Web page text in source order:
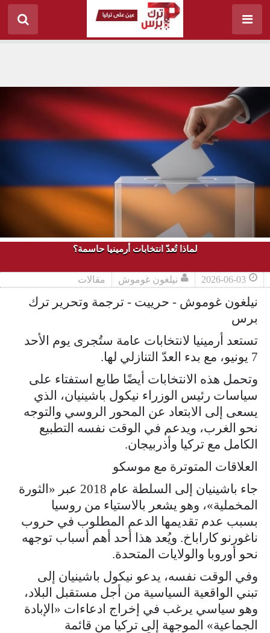
لماذا تُعدّ انتخابات أرمينيا حاسمة؟
2026-06-03 نيلغون غوموش مقالات
نيلغون غوموش - حرييت - ترجمة وتحرير ترك
برس
تستعد أرمينيا لانتخابات عامة ستُجرى يوم الأحد
7 يونيو، مع بدء العدّ التنازلي لها.
وتحمل هذه الانتخابات أيضًا طابع استفتاء على
سياسات رئيس الوزراء نيكول باشينيان، الذي
يسعى إلى الابتعاد عن المحور الروسي والتوجه
نحو الغرب، ويدعم في الوقت نفسه التطبيع
الكامل مع تركيا وأذربيجان.
العلاقات المتوترة مع موسكو
جاء باشينيان إلى السلطة عام 2018 عبر «الثورة
المخملية»، وهو يشعر بالاستياء من روسيا
بسبب عدم تقديمها الدعم المطلوب في حروب
ناغورنو كاراباخ. ويُعد هذا أحد أهم أسباب توجهه
نحو أوروبا والولايات المتحدة.
وفي الوقت نفسه، يدعو نيكول باشينيان إلى
تبني الواقعية السياسية من أجل مستقبل البلاد،
وهو سياسي يرغب في إخراج ادعاءات «الإبادة
الجماعية» الموجهة إلى تركيا من قائمة